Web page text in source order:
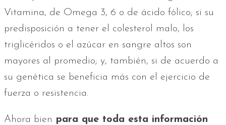
Vitamina, de Omega 3, 6 o de ácido fólico; si su
predisposición a tener el colesterol malo, los
triglicéridos o el azúcar en sangre altos son
mayores al promedio; y, también, si de acuerdo a
su genética se beneficia más con el ejercicio de
fuerza o resistencia.
Ahora bien para que toda esta información